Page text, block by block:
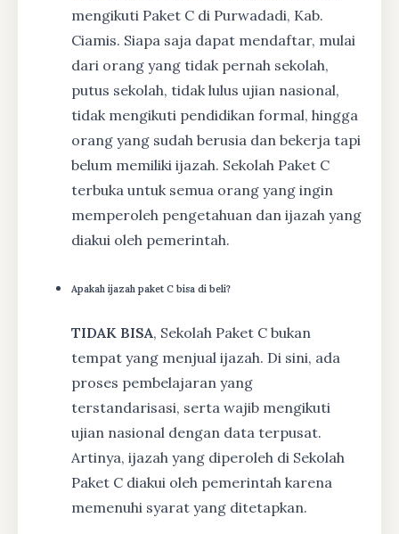
mengikuti Paket C di Purwadadi, Kab.
Ciamis. Siapa saja dapat mendaftar, mulai
dari orang yang tidak pernah sekolah,
putus sekolah, tidak lulus ujian nasional,
tidak mengikuti pendidikan formal, hingga
orang yang sudah berusia dan bekerja tapi
belum memiliki ijazah. Sekolah Paket C
terbuka untuk semua orang yang ingin
memperoleh pengetahuan dan ijazah yang
diakui oleh pemerintah.
Apakah ijazah paket C bisa di beli?
TIDAK BISA, Sekolah Paket C bukan
tempat yang menjual ijazah. Di sini, ada
proses pembelajaran yang
terstandarisasi, serta wajib mengikuti
ujian nasional dengan data terpusat.
Artinya, ijazah yang diperoleh di Sekolah
Paket C diakui oleh pemerintah karena
memenuhi syarat yang ditetapkan.